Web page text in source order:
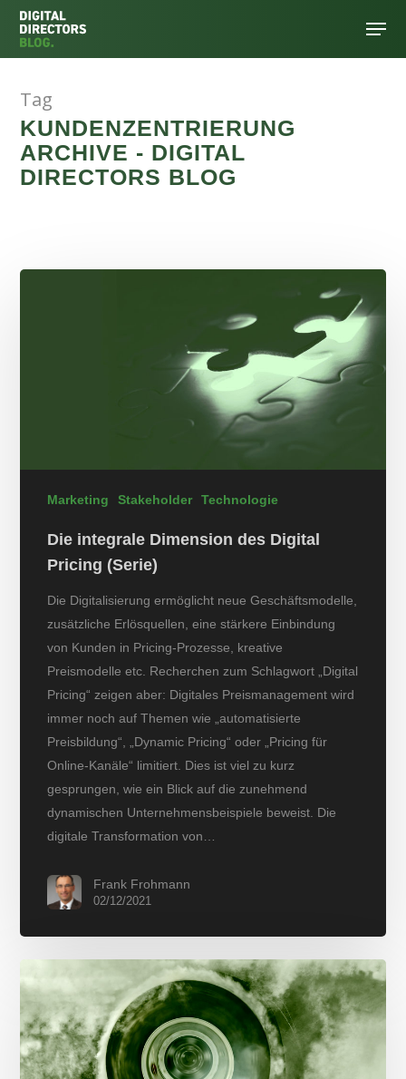
Hit enter to search or ESC to close
Tag
KUNDENZENTRIERUNG
ARCHIVE - DIGITAL
DIRECTORS BLOG
Marketing Stakeholder Technologie
Die integrale Dimension des Digital
Pricing (Serie)
Die Digitalisierung ermöglicht neue Geschäftsmodelle,
zusätzliche Erlösquellen, eine stärkere Einbindung
von Kunden in Pricing-Prozesse, kreative
Preismodelle etc. Recherchen zum Schlagwort „Digital
Pricing“ zeigen aber: Digitales Preismanagement wird
immer noch auf Themen wie „automatisierte
Preisbildung“, „Dynamic Pricing“ oder „Pricing für
Online-Kanäle“ limitiert. Dies ist viel zu kurz
gesprungen, wie ein Blick auf die zunehmend
dynamischen Unternehmensbeispiele beweist. Die
digitale Transformation von…
Frank Frohmann
02/12/2021